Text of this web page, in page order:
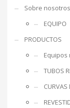
Sobre nosotros
EQUIPO
PRODUCTOS
Equipos
TUBOS
CURVAS